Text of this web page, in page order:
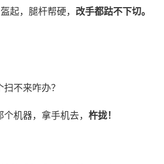
起，腿杆帮硬， 改手都跍不下切。
不来咋办？
机器，拿手机去， 杵拢！